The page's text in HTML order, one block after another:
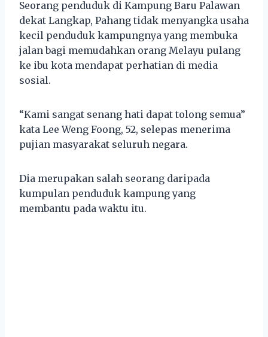
Seorang penduduk di Kampung Baru Palawan
dekat Langkap, Pahang tidak menyangka usaha
kecil penduduk kampungnya yang membuka
jalan bagi memudahkan orang Melayu pulang
ke ibu kota mendapat perhatian di media
sosial.
“Kami sangat senang hati dapat tolong semua”
kata Lee Weng Foong, 52, selepas menerima
pujian masyarakat seluruh negara.
Dia merupakan salah seorang daripada
kumpulan penduduk kampung yang
membantu pada waktu itu.